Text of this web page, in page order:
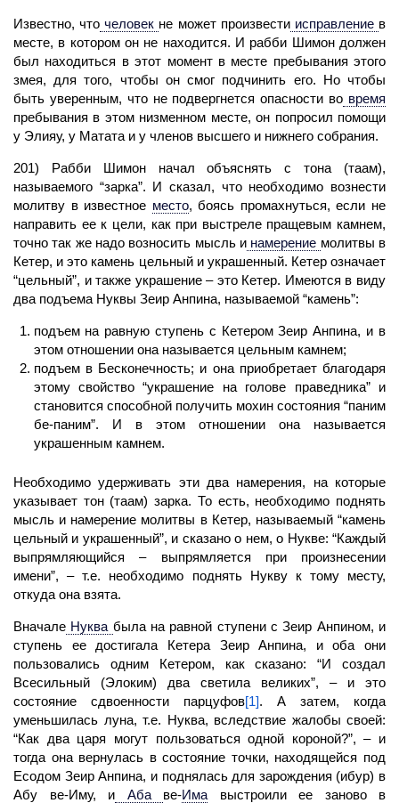
Известно, что человек не может произвестиисправление в
месте, в котором он не находится. И рабби Шимон должен
был находиться в этот момент в месте пребывания этого
змея, для того, чтобы он смог подчинить его. Но чтобы
быть уверенным, что не подвергнется опасности во время
пребывания в этом низменном месте, он попросил помощи
у Элияу, у Матата и у членов высшего и нижнего собрания.
201) Рабби Шимон начал объяснять с тона (таам),
называемого “зарка”. И сказал, что необходимо вознести
молитву в известное место, боясь промахнуться, если не
направить ее к цели, как при выстреле пращевым камнем,
точно так же надо возносить мысль и намерение молитвы в
Кетер, и это камень цельный и украшенный. Кетер означает
“цельный”, и также украшение – это Кетер. Имеются в виду
два подъема Нуквы Зеир Анпина, называемой “камень”:
подъем на равную ступень с Кетером Зеир Анпина, и в
этом отношении она называется цельным камнем;
подъем в Бесконечность; и она приобретает благодаря
этому свойство “украшение на голове праведника” и
становится способной получить мохин состояния “паним
бе-паним”. И в этом отношении она называется
украшенным камнем.
Необходимо удерживать эти два намерения, на которые
указывает тон (таам) зарка. То есть, необходимо поднять
мысль и намерение молитвы в Кетер, называемый “камень
цельный и украшенный”, и сказано о нем, о Нукве: “Каждый
выпрямляющийся – выпрямляется при произнесении
имени”, – т.е. необходимо поднять Нукву к тому месту,
откуда она взята.
Вначале Нуква была на равной ступенис Зеир Анпином, и
ступень ее достигала Кетера Зеир Анпина, и оба они
пользовались одним Кетером, как сказано: “И создал
Всесильный (Элоким) два светила великих”, – и это
состояние сдвоенности парцуфов[1]. А затем, когда
уменьшилась луна, т.е. Нуква, вследствие жалобы своей:
“Как два царя могут пользоваться одной короной?”, – и
тогда она вернулась в состояние точки, находящейся под
Есодом Зеир Анпина, и поднялась для зарождения (ибур) в
Абу ве-Иму, и Аба ве-Има
выстроили ее заново в